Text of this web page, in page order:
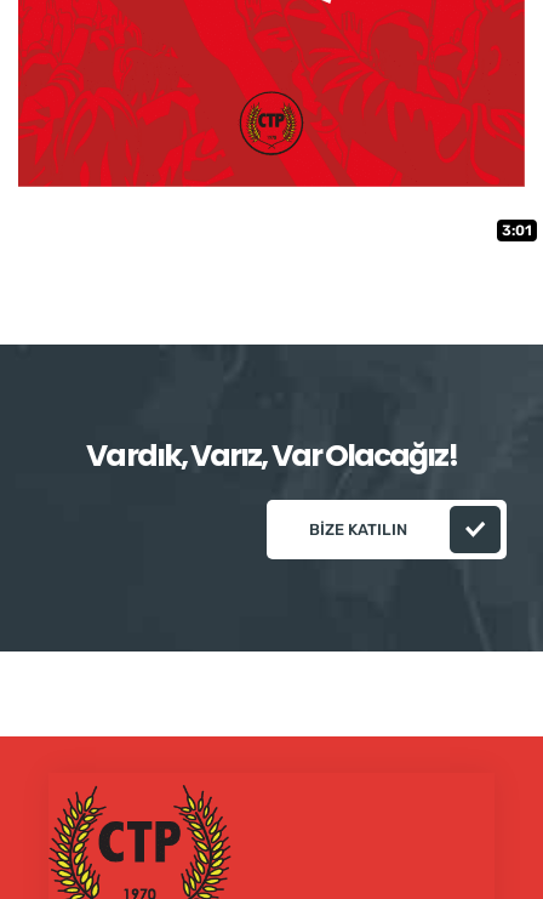
3:01
Vardık, Varız, Var Olacağız!
BIZE KATILIN